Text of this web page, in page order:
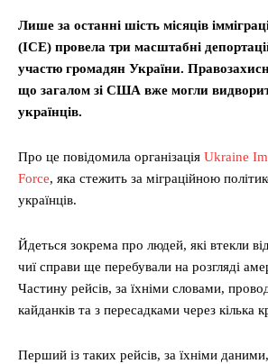
Лише за останні шість місяців
(ICE) провела три масштабні
участю громадян України.
що загалом зі США вже могли
українців.
Про це повідомила організація Ukraine
Force, яка стежить за міграційною
українців.
Йдеться зокрема про людей, які втекли
чиї справи ще перебували на розгляді
Частину рейсів, за їхніми словами,
кайданків та з пересадками через кілька
Перший із таких рейсів, за їхніми